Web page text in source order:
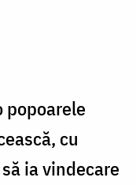
popoarele
cu
ia vindecare